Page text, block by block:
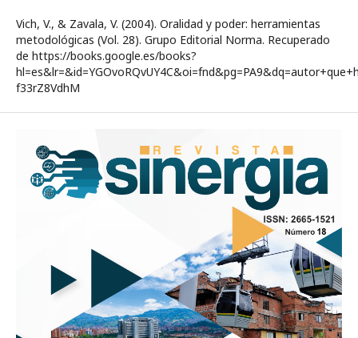
Vich, V., & Zavala, V. (2004). Oralidad y poder: herramientas
metodológicas (Vol. 28). Grupo Editorial Norma. Recuperado
de https://books.google.es/books?
f33rZ8VdhM